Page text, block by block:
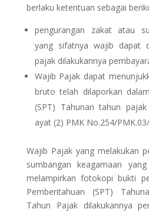
berlaku ketentuan sebagai
pengurangan zakat atau
yang sifatnya wajib dapat
pajak dilakukannya
Wajib Pajak dapat
bruto telah dilaporkan
(SPT) Tahunan tahun
ayat (2) PMK No.254/
Wajib Pajak yang melakukan
sumbangan keagamaan
melampirkan fotokopi bukti
Pemberitahuan (SPT)
Tahun Pajak dilakukannya